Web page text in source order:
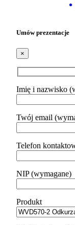
Umów prezentacje
×
Imię i nazwisko
Twój email
Telefon
NIP (wymagane)
Produkt